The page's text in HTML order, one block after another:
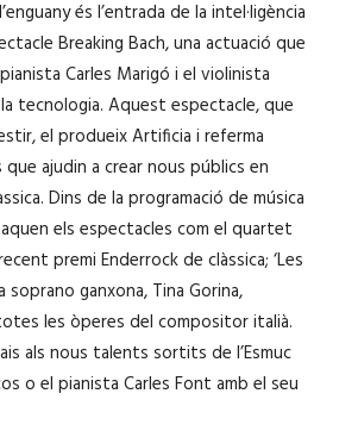
és l’entrada de la intel·ligència
Breaking Bach, una actuació que
Carles Marigó i el violinista
tecnologia. Aquest espectacle, que
el produeix Artificia i referma
ajudin a crear nous públics en
Dins de la programació de música
els espectacles com el quartet
premi Enderrock de clàssica; ‘Les
soprano ganxona, Tina Gorina,
les òperes del compositor italià.
als nous talents sortits de l’Esmuc
o el pianista Carles Font amb el seu